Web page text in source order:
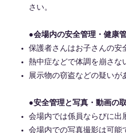
さい。
●会場内の安全管理・健康
保護者さんはお子さんの安
熱中症などで体調を崩さな
展示物の窃盗などの疑いが
●安全管理と写真・動画の
会場内では係員ならびに出
会場内での写真撮影は可能